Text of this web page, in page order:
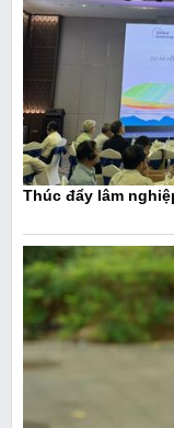
Thúc đẩy lâm